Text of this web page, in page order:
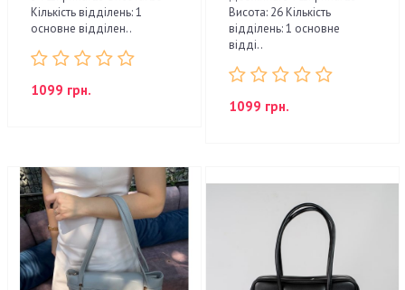
Кількість відділень: 1
основне відділен..
1099 грн.
Висота: 26 Кількість
відділень: 1 основне
відді..
1099 грн.